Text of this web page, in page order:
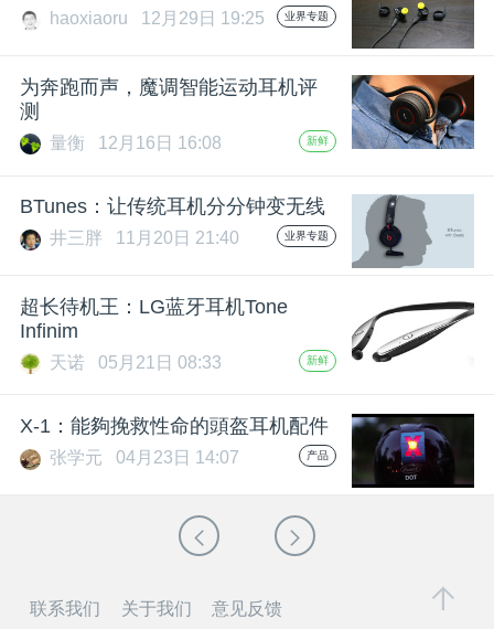
haoxiaoru 12月29日 19:25 业界专题
为奔跑而声，魔调智能运动耳机评
测
量衡 12月16日 16:08 新鲜
BTunes：让传统耳机分分钟变无线
井三胖 11月20日 21:40 业界专题
超长待机王：LG蓝牙耳机Tone
Infinim
天诺 05月21日 08:33 新鲜
X-1：能夠挽救性命的頭盔耳机配件
张学元 04月23日 14:07 产品
联系我们 关于我们 意见反馈